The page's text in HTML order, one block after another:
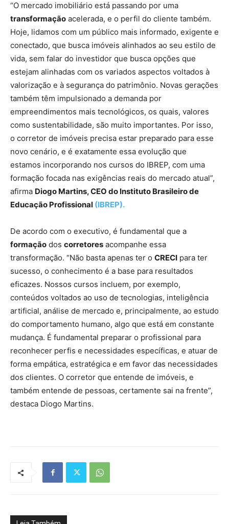
“O mercado imobiliário está passando por uma
transformação acelerada, e o perfil do cliente também.
Hoje, lidamos com um público mais informado, exigente e
conectado, que busca imóveis alinhados ao seu estilo de
vida, sem falar do investidor que busca opções que
estejam alinhadas com os variados aspectos voltados à
valorização e à segurança do patrimônio. Novas gerações
também têm impulsionado a demanda por
empreendimentos mais tecnológicos, os quais, valores
como sustentabilidade, são muito importantes. Por isso,
o corretor de imóveis precisa estar preparado para esse
novo cenário, e é exatamente essa evolução que
estamos incorporando nos cursos do IBREP, com uma
formação focada nas exigências reais do mercado atual”,
afirma Diogo Martins, CEO do Instituto Brasileiro de
Educação Profissional (IBREP).
De acordo com o executivo, é fundamental que a
formação dos corretores acompanhe essa
transformação. “Não basta apenas ter o CRECI para ter
sucesso, o conhecimento é a base para resultados
eficazes. Nossos cursos incluem, por exemplo,
conteúdos voltados ao uso de tecnologias, inteligência
artificial, análise de mercado e, principalmente, ao estudo
do comportamento humano, algo que está em constante
mudança. É fundamental preparar o profissional para
reconhecer perfis e necessidades específicas, e atuar de
forma empática, estratégica e em favor das necessidades
dos clientes. O corretor que entende de imóveis, e
também entende de pessoas, certamente sai na frente”,
destaca Diogo Martins.